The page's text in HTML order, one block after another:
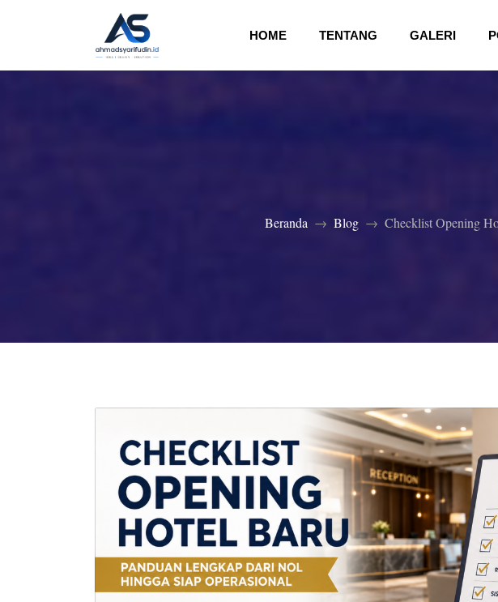
HOME(CURRENT)
TENTANG(CURRENT)
GALERI
Beranda Blog Checklist Opening